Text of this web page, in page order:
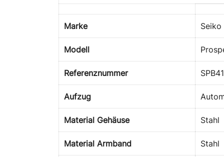
Marke Seiko
Modell
Referenznummer
Aufzug
Material Gehäuse Stahl
Material Armband Stahl